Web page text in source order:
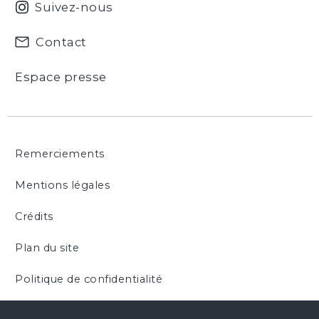
Suivez-nous
Contact
Espace presse
Remerciements
Mentions légales
Crédits
Plan du site
Politique de confidentialité